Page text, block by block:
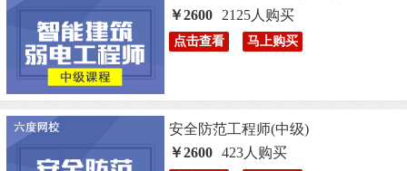
￥2600
2125人购买
点击查看 马上购买
安全防范工程师(中级)
￥2600
423人购买